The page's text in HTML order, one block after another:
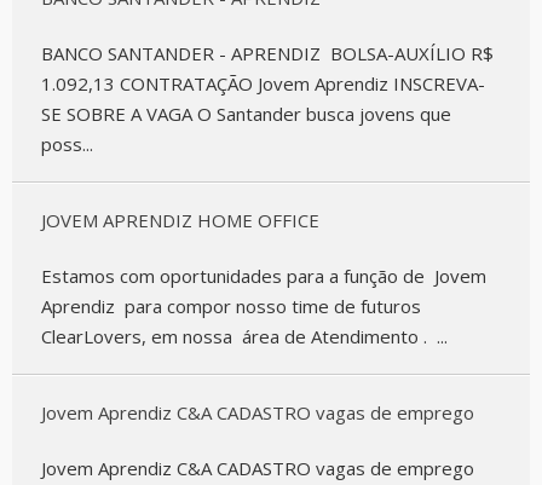
BANCO SANTANDER - APRENDIZ BOLSA-AUXÍLIO R$
1.092,13 CONTRATAÇÃO Jovem Aprendiz INSCREVA-
SE SOBRE A VAGA O Santander busca jovens que
poss...
JOVEM APRENDIZ HOME OFFICE
Estamos com oportunidades para a função de Jovem
Aprendiz para compor nosso time de futuros
ClearLovers, em nossa área de Atendimento . ...
Jovem Aprendiz C&A CADASTRO vagas de emprego
Jovem Aprendiz C&A CADASTRO vagas de emprego